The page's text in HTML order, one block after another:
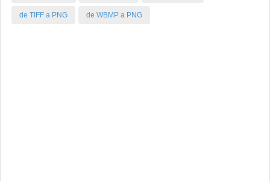
de TIFF a PNG de WBMP a PNG